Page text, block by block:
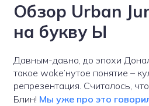
Обзор Urban
на букву Ы
Давным-давно, до эпохи
такое woke’нутое понятие –
репрезентация. Считалось,
Блин! Мы уже про это